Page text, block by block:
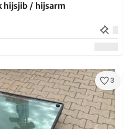
hijsjib / hijsarm
3